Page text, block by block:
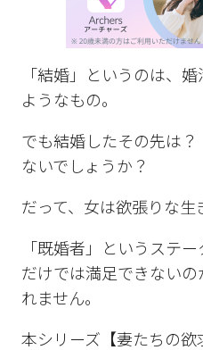
「結婚」というのは、
ようなもの。
でも結婚したその先は
ないでしょうか？
だって、女は欲張りな生
「既婚者」というステ
だけでは満足できない
れません。
本シリーズ【妻たちの